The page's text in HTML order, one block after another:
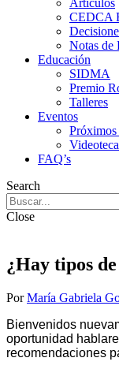
CEDCA
Notas de
Educación
SIDMA
Premio
Talleres
Eventos
Videoteca
FAQ’s
Search
Close
¿Hay tipos
PorMaría Gabriela
Bienvenidos
oportunidad
recomendaciones